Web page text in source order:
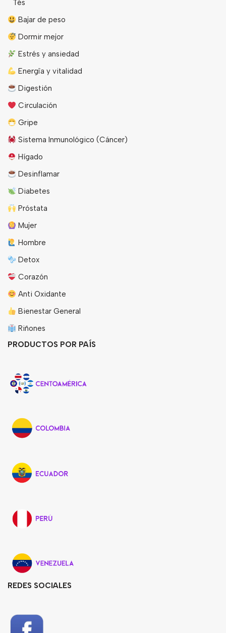
Tés
Bajar de peso
Dormir mejor
Estrés y ansiedad
Energîa y vitalidad
Digestión
Circulación
Gripe
Sistema Inmunológico (Cáncer)
Hígado
Desinflamar
Diabetes
Próstata
Mujer
Hombre
Detox
Corazón
Anti Oxidante
Bienestar General
Riñones
PRODUCTOS POR PAÍS
REDES SOCIALES